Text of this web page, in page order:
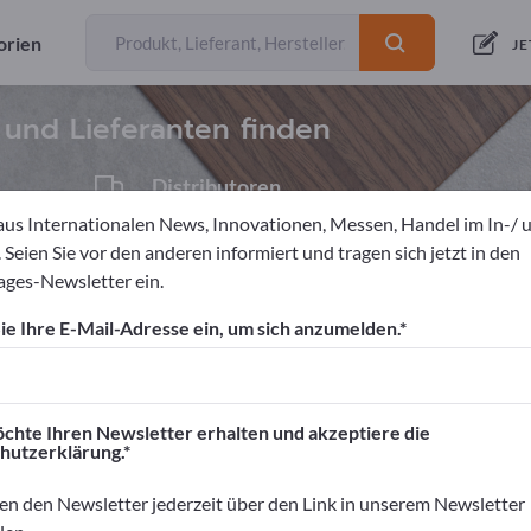
Lieferanten finden
Distributoren
2
Anbieter 23
hier starten
und Ihre Produkte auf
hier veröffentlichen
Internationalen News, Innovationen, Messen, Handel im In-/
Seien Sie vor den anderen informiert und tragen sich jetzt in den
Newsletter ein.
Ihre E-Mail-Adresse ein, um sich anzumelden.
Ihren Newsletter erhalten und akzeptiere die
den Newsletter jederzeit über den Link in unserem Newsletter